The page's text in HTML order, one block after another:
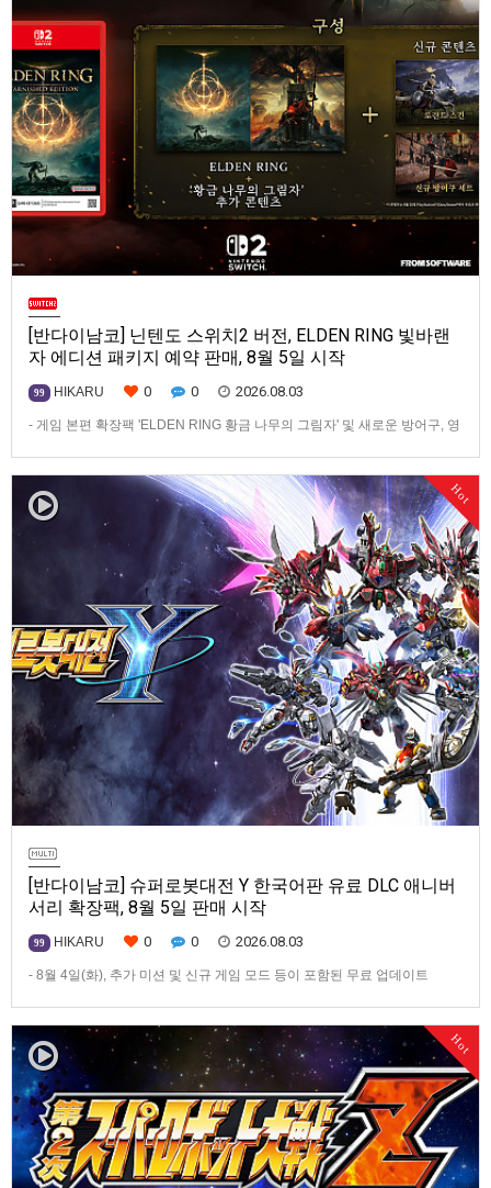
[반다이남코] 닌텐도 스위치2 버전, ELDEN RING 빛바랜
자 에디션 패키지 예약 판매, 8월 5일 시작
99 HIKARU 0 0 2026.08.03
- 게임 본편 확장팩 'ELDEN RING 황금 나무의 그림자' 및 새로운 방어구, 영
문 판매를 8월 5일(수)부터 시작한다고 발표했다.‘ELDEN RING 빛바랜 자
에디션’에는 ‘ELDEN R…
Hot
[반다이남코] 슈퍼로봇대전 Y 한국어판 유료 DLC 애니버
서리 확장팩, 8월 5일 판매 시작
99 HIKARU 0 0 2026.08.03
- 8월 4일(화), 추가 미션 및 신규 게임 모드 등이 포함된 무료 업데이트
Switch™, Steam®용 ‘슈퍼로봇대전 Y’(한국어판)의 유료 DLC ‘애니버서리
확장팩’을 2026년 …
Hot